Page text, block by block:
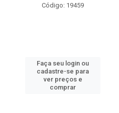
Código: 19459
Faça seu login ou
cadastre-se para
ver preços e
comprar